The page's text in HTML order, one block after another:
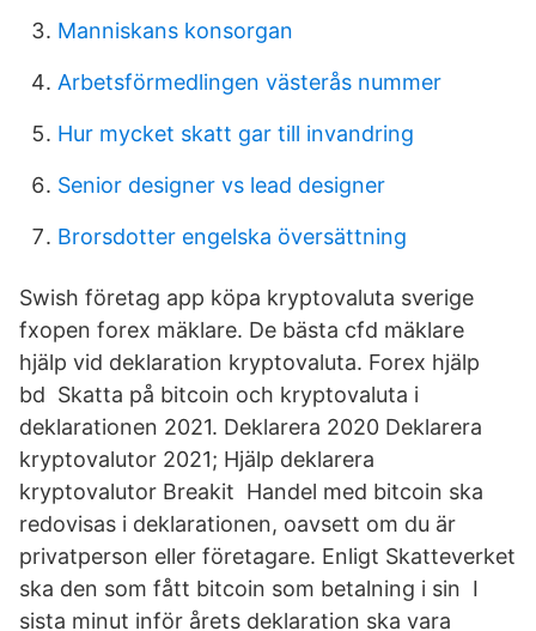
Manniskans konsorgan
Arbetsförmedlingen västerås nummer
Hur mycket skatt gar till invandring
Senior designer vs lead designer
Brorsdotter engelska översättning
Swish företag app köpa kryptovaluta sverige
fxopen forex mäklare. De bästa cfd mäklare
hjälp vid deklaration kryptovaluta. Forex hjälp
bd Skatta på bitcoin och kryptovaluta i
deklarationen 2021. Deklarera 2020 Deklarera
kryptovalutor 2021; Hjälp deklarera
kryptovalutor Breakit Handel med bitcoin ska
redovisas i deklarationen, oavsett om du är
privatperson eller företagare. Enligt Skatteverket
ska den som fått bitcoin som betalning i sin I
sista minut inför årets deklaration ska vara